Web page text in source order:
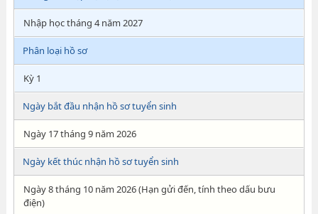
Nhập học tháng 4 năm 2027
Phân loại hồ sơ
Kỳ 1
Ngày bắt đầu nhận hồ sơ tuyển sinh
Ngày 17 tháng 9 năm 2026
Ngày kết thúc nhận hồ sơ tuyển sinh
Ngày 8 tháng 10 năm 2026 (Hạn gửi đến, tính theo dấu bưu
điện)